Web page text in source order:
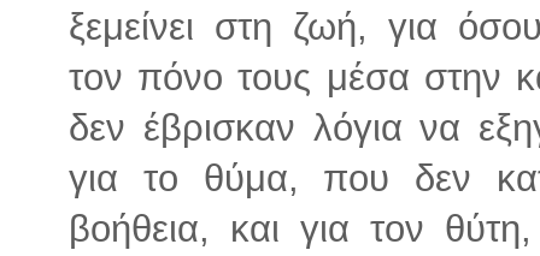
ξεμείνει στη ζωή, για
τον πόνο τους μέσα στην
δεν έβρισκαν λόγια να
για το θύμα, που δεν
βοήθεια, και για τον